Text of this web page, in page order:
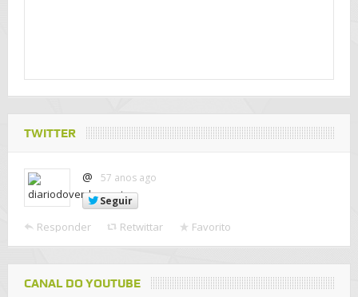
TWITTER
@
57 anos ago
Seguir
Responder Retwittar Favorito
CANAL DO YOUTUBE